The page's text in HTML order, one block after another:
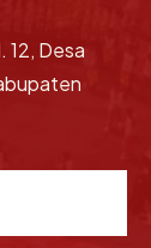
12, Desa